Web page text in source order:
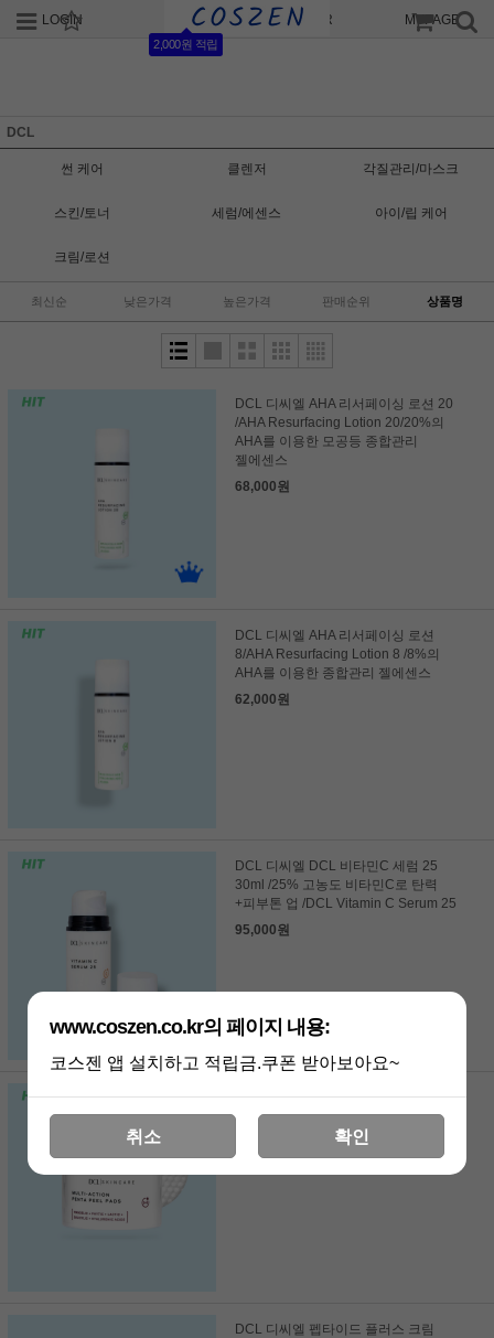
LOGIN JOIN
2,000원 적립
ORDER MYPAGE
DCL
썬 케어 클렌저 각질관리/마스크
스킨/토너 세럼/에센스 아이/립 케어
크림/로션
최신순 낮은가격 높은가격 판매순위 상품명
DCL 디씨엘 AHA 리서페이싱 로션 20
/AHA Resurfacing Lotion 20/20%의
AHA를 이용한 모공등 종합관리
젤에센스
68,000원
DCL 디씨엘 AHA 리서페이싱 로션
8/AHA Resurfacing Lotion 8 /8%의
AHA를 이용한 종합관리 젤에센스
62,000원
DCL 디씨엘 DCL 비타민C 세럼 25
30ml /25% 고농도 비타민C로 탄력
+피부톤 업 /DCL Vitamin C Serum 25
95,000원
DCL 디씨엘 멀티 액션 펜타 필 50패드/
DCL Multi Action Penta Peel/아쿠아
79,000원
DCL 디씨엘 펩타이드 플러스 크림
www.coszen.co.kr의 페이지 내용:
코스젠 앱 설치하고 적립금.쿠폰 받아보아요~
취소 확인